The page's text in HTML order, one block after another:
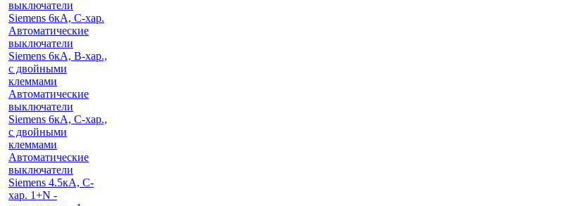
выключатели
Siemens 6кА, С-хар.
Автоматические
выключатели
Siemens 6кА, B-хар.,
с двойными
клеммами
Автоматические
выключатели
Siemens 6кА, C-хар.,
с двойными
клеммами
Автоматические
выключатели
Siemens 4.5кА, C-
хар. 1+N -